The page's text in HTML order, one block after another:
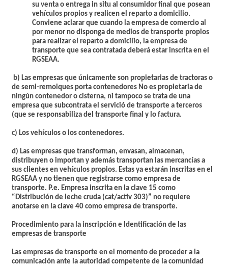
su venta o entrega in situ al consumidor final que posean
vehículos propios y realicen el reparto a domicilio.
Conviene aclarar que cuando la empresa de comercio al
por menor no disponga de medios de transporte propios
para realizar el reparto a domicilio, la empresa de
transporte que sea contratada deberá estar inscrita en el
RGSEAA.
b) Las empresas que únicamente son propietarias de tractoras o
de semi-remolques porta contenedores No es propietaria de
ningún contenedor o cisterna, ni tampoco se trata de una
empresa que subcontrata el servició de transporte a terceros
(que se responsabiliza del transporte final y lo factura.
c) Los vehículos o los contenedores.
d) Las empresas que transforman, envasan, almacenan,
distribuyen o importan y además transportan las mercancías a
sus clientes en vehículos propios. Estas ya estarán inscritas en el
RGSEAA y no tienen que registrarse como empresa de
transporte. P.e. Empresa inscrita en la clave 15 como
“Distribución de leche cruda (cat/activ 303)” no requiere
anotarse en la clave 40 como empresa de transporte.
Procedimiento para la inscripción e Identificación de las
empresas de transporte
Las empresas de transporte en el momento de proceder a la
comunicación ante la autoridad competente de la comunidad